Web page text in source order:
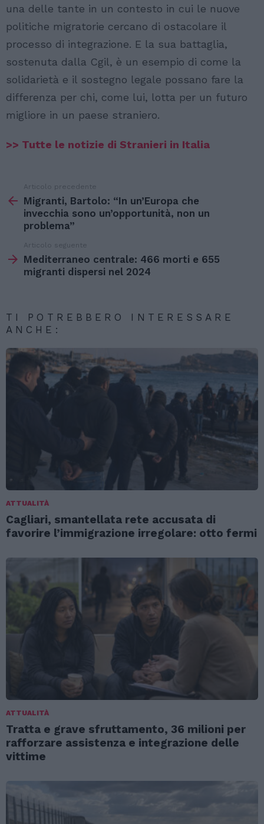
una delle tante in un contesto in cui le nuove
politiche migratorie cercano di ostacolare il
processo di integrazione. E la sua battaglia,
sostenuta dalla Cgil, è un esempio di come la
solidarietà e il sostegno legale possano fare la
differenza per chi, come lui, lotta per un futuro
migliore in un paese straniero.
>> Tutte le notizie di Stranieri in Italia
di
Articolo precedente
Migranti, Bartolo: “In un’Europa che
invecchia sono un’opportunità, non un
problema”
Articolo seguente
Mediterraneo centrale: 466 morti e 655
migranti dispersi nel 2024
TI POTREBBERO INTERESSARE
ANCHE:
ATTUALITÀ
Cagliari, smantellata rete accusata di
favorire l’immigrazione irregolare: otto fermi
ATTUALITÀ
Tratta e grave sfruttamento, 36 milioni per
rafforzare assistenza e integrazione delle
vittime